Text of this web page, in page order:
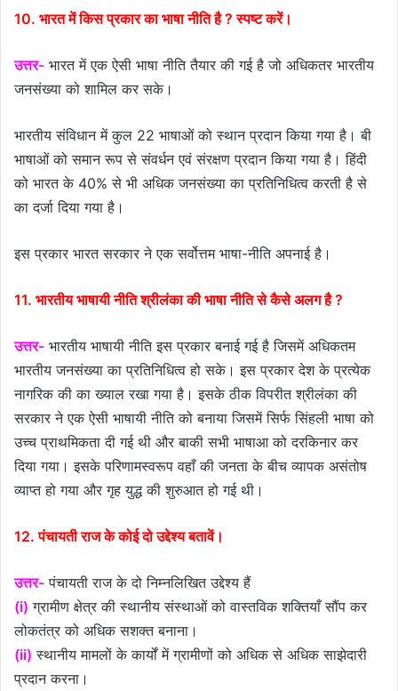
10. भारत में किस प्रकार का भाषा नीति है ? स्पष्ट करें।
उत्तर- भारत में एक ऐसी भाषा नीति तैयार की गई है जो अधिकतर भारतीय
जनसंख्या को शामिल कर सके।
भारतीय संविधान में कुल 22 भाषाओं को स्थान प्रदान किया गया है। बी
भाषाओं को समान रूप से संवर्धन एवं संरक्षण प्रदान किया गया है। हिंदी
को भारत के 40% से भी अधिक जनसंख्या का प्रतिनिधित्व करती है से
का दर्जा दिया गया है।
इस प्रकार भारत सरकार ने एक सर्वोत्तम भाषा-नीति अपनाई है।
11. भारतीय भाषायी नीति श्रीलंका की भाषा नीति से कैसे अलग है ?
उत्तर- भारतीय भाषायी नीति इस प्रकार बनाई गई है जिसमें अधिकतम
भारतीय जनसंख्या का प्रतिनिधित्व हो सके। इस प्रकार देश के प्रत्येक
नागरिक की का ख्याल रखा गया है। इसके ठीक विपरीत श्रीलंका की
सरकार ने एक ऐसी भाषायी नीति को बनाया जिसमें सिर्फ सिंहली भाषा को
उच्च प्राथमिकता दी गई थी और बाकी सभी भाषाआ को दरकिनार कर
दिया गया। इसके परिणामस्वरूप वहाँ की जनता के बीच व्यापक असंतोष
व्याप्त हो गया और गृह युद्ध की शुरुआत हो गई थी।
12. पंचायती राज के कोई दो उद्देश्य बतावें।
उत्तर- पंचायती राज के दो निम्नलिखित उद्देश्य हैं
(i) ग्रामीण क्षेत्र की स्थानीय संस्थाओं को वास्तविक शक्तियाँ सौंप कर
लोकतंत्र को अधिक सशक्त बनाना।
(ii) स्थानीय मामलों के कार्यों में ग्रामीणों को अधिक से अधिक साझेदारी
प्रदान करना।